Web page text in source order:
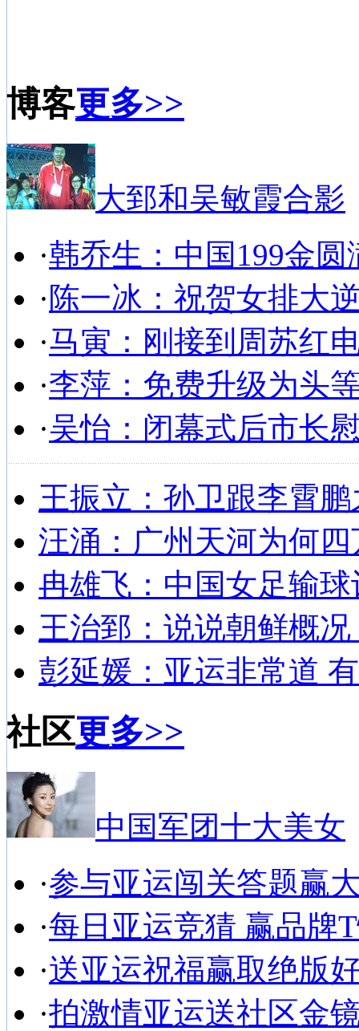
博客更多>>
大郅和吴敏霞合影
·韩乔生：中国199金圆
·陈一冰：祝贺女排大
·马寅：刚接到周苏红
·李萍：免费升级为头
·吴怡：闭幕式后市长
王振立：孙卫跟李霄
汪涌：广州天河为何
冉雄飞：中国女足输
王治郅：说说朝鲜概
彭延媛：亚运非常道
社区更多>>
中国军团十大美女
·参与亚运闯关答题赢
·每日亚运竞猜 赢品牌
·送亚运祝福赢取绝版
·拍激情亚运送社区金